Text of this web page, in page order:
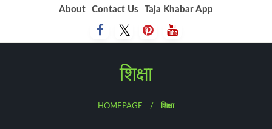
About Contact Us Taja Khabar App
शिक्षा
HOMEPAGE शिक्षा